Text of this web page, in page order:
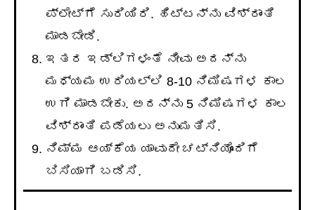
ಪ್ಲೇಟ್‌ಗೆ ಸುರಿಯಿರಿ. ಹಿಟ್ಟನ್ನು ವಿಶ್ರಾಂತಿ
ಮಾಡಬೇಡಿ.
ಇತರ ಇಡ್ಲಿಗಳಂತೆ ನೀವು ಅದನ್ನು
ಮಧ್ಯಮ ಉರಿಯಲ್ಲಿ 8-10 ನಿಮಿಷಗಳ ಕಾಲ
ಉಗಿ ಮಾಡಬೇಕು. ಅದನ್ನು 5 ನಿಮಿಷಗಳ ಕಾಲ
ವಿಶ್ರಾಂತಿ ಪಡೆಯಲು ಅನುಮತಿಸಿ.
ನಿಮ್ಮ ಆಯ್ಕೆಯ ಯಾವುದೇ ಚಟ್ನಿಯೊಂದಿಗೆ
ಬಿಸಿಯಾಗಿ ಬಡಿಸಿ.